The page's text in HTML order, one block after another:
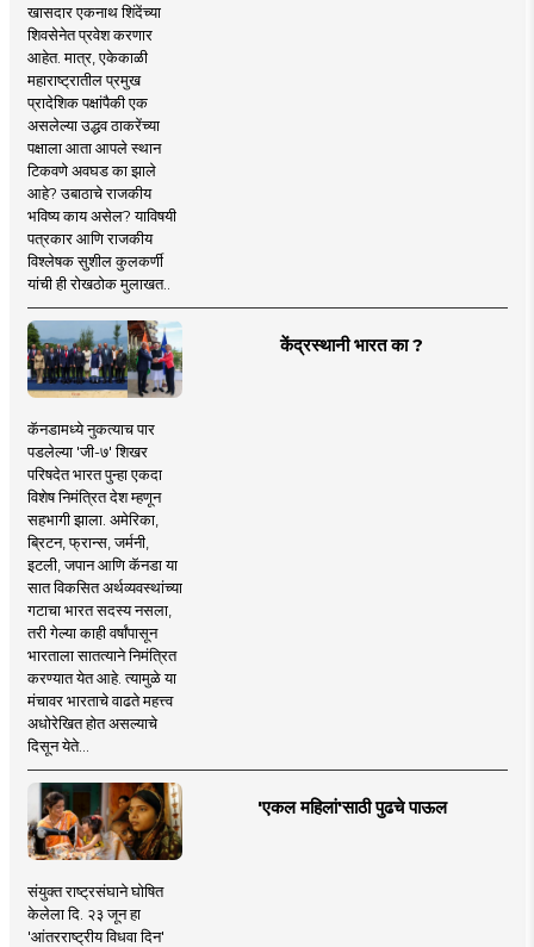
खासदार एकनाथ शिंदेंच्या
शिवसेनेत प्रवेश करणार
आहेत. मात्र, एकेकाळी
महाराष्ट्रातील प्रमुख
प्रादेशिक पक्षांपैकी एक
असलेल्या उद्धव ठाकरेंच्या
पक्षाला आता आपले स्थान
टिकवणे अवघड का झाले
आहे? उबाठाचे राजकीय
भविष्य काय असेल? याविषयी
पत्रकार आणि राजकीय
विश्लेषक सुशील कुलकर्णी
यांची ही रोखठोक मुलाखत..
केंद्रस्थानी भारत का ?
कॅनडामध्ये नुकत्याच पार
पडलेल्या 'जी-७' शिखर
परिषदेत भारत पुन्हा एकदा
विशेष निमंत्रित देश म्हणून
सहभागी झाला. अमेरिका,
ब्रिटन, फ्रान्स, जर्मनी,
इटली, जपान आणि कॅनडा या
सात विकसित अर्थव्यवस्थांच्या
गटाचा भारत सदस्य नसला,
तरी गेल्या काही वर्षांपासून
भारताला सातत्याने निमंत्रित
करण्यात येत आहे. त्यामुळे या
मंचावर भारताचे वाढते महत्त्व
अधोरेखित होत असल्याचे
दिसून येते...
'एकल महिलां'साठी पुढचे पाऊल
संयुक्त राष्ट्रसंघाने घोषित
केलेला दि. २३ जून हा
'आंतरराष्ट्रीय विधवा दिन'